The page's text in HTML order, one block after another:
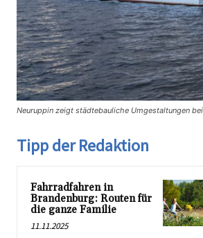
Neuruppin zeigt städtebauliche Umgestaltungen
Tipp der Redaktion
Fahrradfahren in
Brandenburg: Routen für
die ganze Familie
11.11.2025